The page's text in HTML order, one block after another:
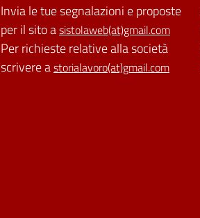
Invia le tue segnalazioni e proposte
per il sito asistolaweb(at)gmail.com
Per richieste relative alla società
scrivere astorialavoro(at)gmail.com